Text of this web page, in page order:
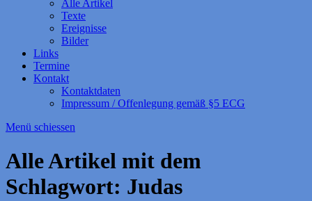
Alle Artikel
Texte
Ereignisse
Bilder
Links
Termine
Kontakt
Kontaktdaten
Impressum / Offenlegung gemäß §5 ECG
Menü schiessen
Alle Artikel mit dem
Schlagwort: Judas